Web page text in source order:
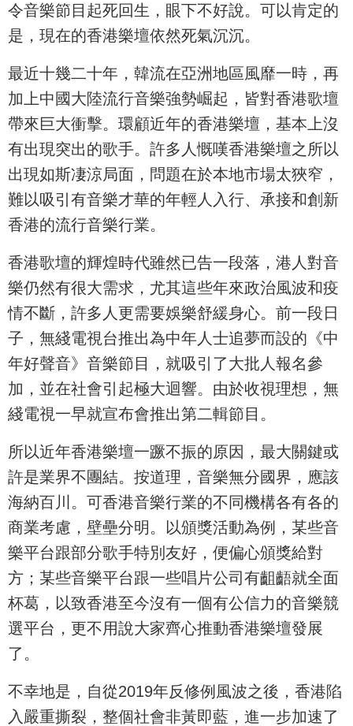
令音樂節目起死回生，眼下不好說。可以肯定的
是，現在的香港樂壇依然死氣沉沉。
最近十幾二十年，韓流在亞洲地區風靡一時，再
加上中國大陸流行音樂強勢崛起，皆對香港歌壇
帶來巨大衝擊。環顧近年的香港樂壇，基本上沒
有出現突出的歌手。許多人慨嘆香港樂壇之所以
出現如斯凄涼局面，問題在於本地市場太狹窄，
難以吸引有音樂才華的年輕人入行、承接和創新
香港的流行音樂行業。
香港歌壇的輝煌時代雖然已告一段落，港人對音
樂仍然有很大需求，尤其這些年來政治風波和疫
情不斷，許多人更需要娛樂舒緩身心。前一段日
子，無綫電視台推出為中年人士追夢而設的《中
年好聲音》音樂節目，就吸引了大批人報名參
加，並在社會引起極大迴響。由於收視理想，無
綫電視一早就宣布會推出第二輯節目。
所以近年香港樂壇一蹶不振的原因，最大關鍵或
許是業界不團結。按道理，音樂無分國界，應該
海納百川。可香港音樂行業的不同機構各有各的
商業考慮，壁壘分明。以頒獎活動為例，某些音
樂平台跟部分歌手特別友好，便偏心頒獎給對
方；某些音樂平台跟一些唱片公司有齟齬就全面
杯葛，以致香港至今沒有一個有公信力的音樂競
選平台，更不用說大家齊心推動香港樂壇發展
了。
不幸地是，自從2019年反修例風波之後，香港陷
入嚴重撕裂，整個社會非黃即藍，進一步加速了